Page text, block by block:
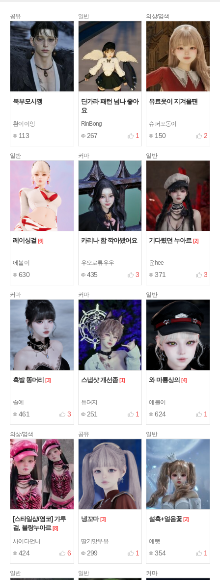
공유
북부모시깽
환이이잉
113
일반
단가라 패턴 넘나 좋아
요
RinBong
267 1
의상/염색
유료옷이 지겨울땐
슈퍼포동이
150 2
일반
레이싱걸 [6]
에볼이
630
커마
카리나 함 깍아봤어요
우오로류우우
435 3
일반
기다렸던 누아르 [2]
윤hee
371 3
커마
흑발 똥머리 [3]
솔예
461 3
커마
스냅샷 개선좀 [1]
듀뎌지
251 1
일반
와 마룡상의 [4]
에볼이
624 1
의상/염색
[스타일샵/염코] 갸루
걸, 블랑누아르 [8]
사이다언니
424 6
공유
냉꼬마 [3]
딸기맛우유
299 1
일반
설흑+얼음꽃 [2]
예뻣
354 1
일반 일반 커마